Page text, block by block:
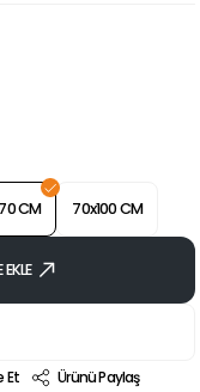
CM 70x100 CM
EKLE
Et
Ürünü Paylaş